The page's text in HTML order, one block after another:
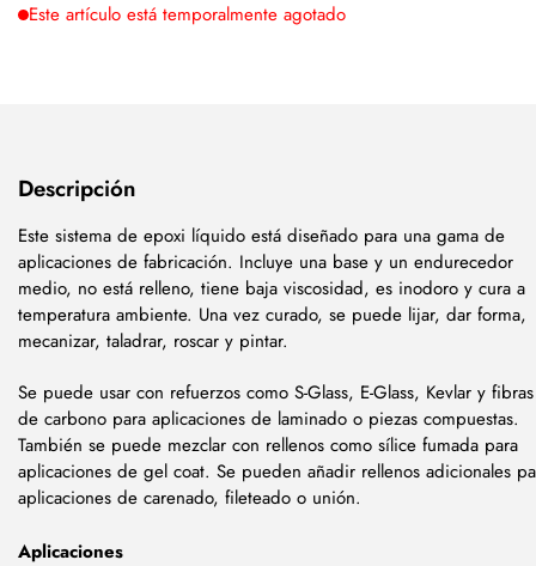
Este artículo está temporalmente agotado
Descripción
Este sistema de epoxi líquido está diseñado para una gama de
aplicaciones de fabricación. Incluye una base y un endurecedor
medio, no está relleno, tiene baja viscosidad, es inodoro y cura a
temperatura ambiente. Una vez curado, se puede lijar, dar forma,
mecanizar, taladrar, roscar y pintar.
Se puede usar con refuerzos como S-Glass, E-Glass, Kevlar y fibras
de carbono para aplicaciones de laminado o piezas compuestas.
También se puede mezclar con rellenos como sílice fumada para
aplicaciones de gel coat. Se pueden añadir rellenos adicionales
aplicaciones de carenado, fileteado o unión.
Aplicaciones